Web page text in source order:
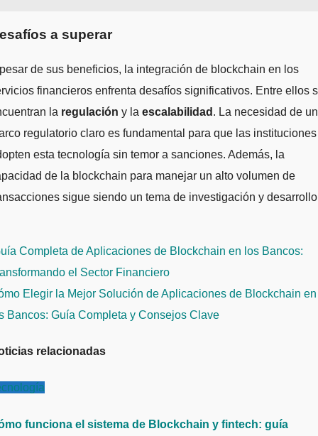
a superar
de sus beneficios, la integración de blockchain en los
financieros enfrenta desafíos significativos. Entre ellos
la regulación y la escalabilidad . La necesidad de un
regulatorio claro es fundamental para que las instituciones
esta tecnología sin temor a sanciones. Además, la
de la blockchain para manejar un alto volumen de
sigue siendo un tema de investigación y
Completa de Aplicaciones de Blockchain en los Bancos:
el Sector Financiero
Elegir la Mejor Solución de Aplicaciones de Blockchain en
Bancos: Guía Completa y Consejos Clave
relacionadas
funciona el sistema de Blockchain y fintech: guía